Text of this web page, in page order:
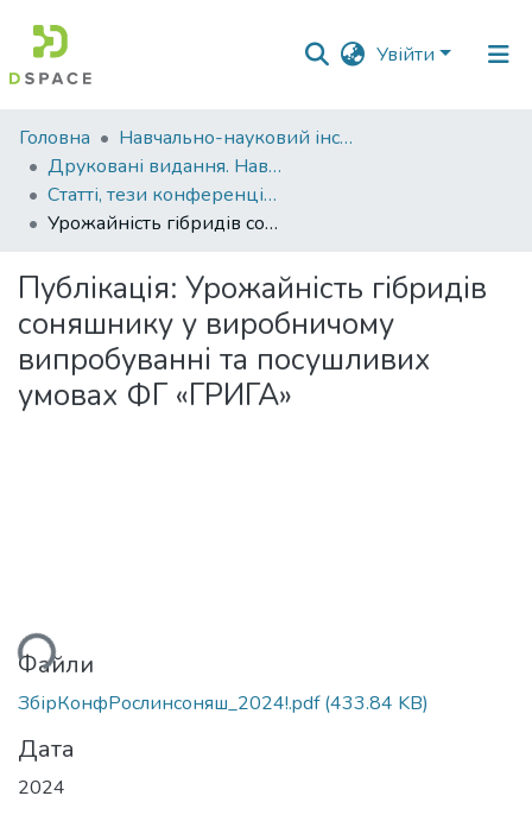
Увійти
Фонди
та
зібрання
Пошук за критеріями
Статистика
Головна
Навчально-науковий інститут агротехнологій, селекції та екології
Друковані видання. Навчально-науковий інститут агротехнологій, селекції та екології
Статті, тези конференцій. Навчально-науковий інститут агротехнологій, селекції та екології
Урожайність гібридів соняшнику у виробничому випробуванні та посушливих умовах ФГ «ГРИГА»
Публікація: Урожайність гібридів
соняшнику у виробничому
випробуванні та посушливих
умовах ФГ «ГРИГА»
Файли
ЗбірКонфРослинсоняш_2024!.pdf(433.84 KB)
Дата
2024